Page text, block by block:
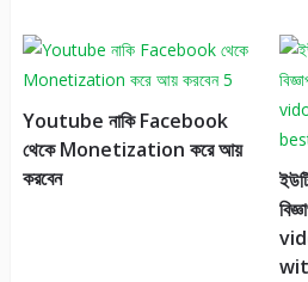
Youtube নাকি Facebook
থেকে Monetization করে আয়
করবেন